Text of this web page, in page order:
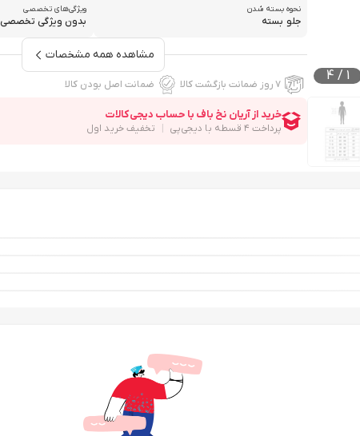
1
/
4
نحوه بسته شدن
جلو بسته
ویژگی‌های تخصصی
بدون ویژگی تخصصی
مشاهده همه مشخصات
۷ روز ضمانت بازگشت کالا ضمانت اصل بودن کالا